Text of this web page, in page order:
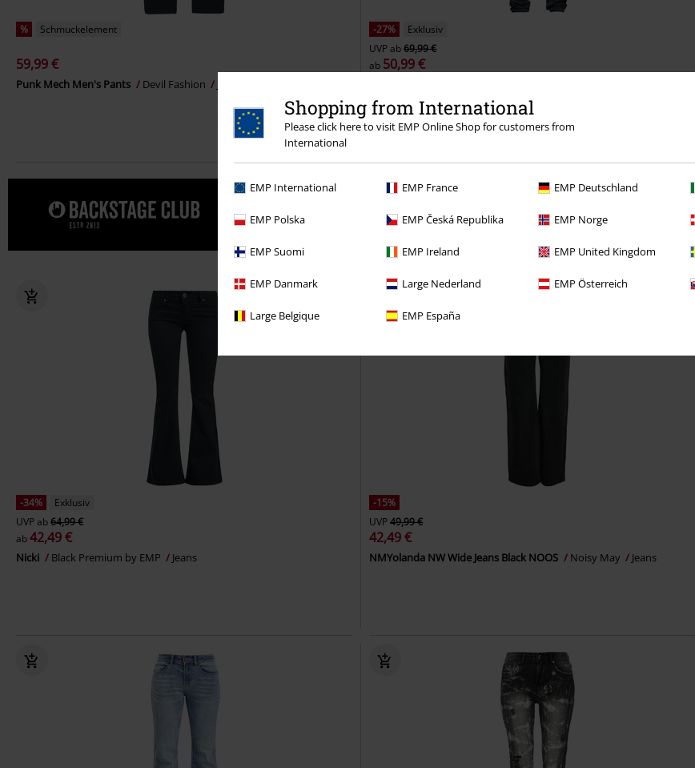
Shopping from International
Please click here to visit EMP Online Shop for customers from
International
EMP International EMP France EMP Deutschland
EMP Polska EMP Česká Republika EMP Norge
EMP Suomi EMP Ireland EMP United Kingdom
EMP Danmark Large Nederland EMP Österreich
Large Belgique EMP España
% Schmuckelement
59,99 €
Punk Mech Men's Pants Devil Fashion
-27%
Exklusiv
UVPab69,99 €
ab 50,99 €
Gönn' dir jetzt das 30 Tage Test-Abo für unseren BACKSTAGE CLUB
-34%
Exklusiv
UVPab64,99 €
ab42,49 €
Nicki Black Premium by EMP Jeans
-15%
UVP49,99 €
42,49 €
NMYolanda NW Wide Jeans Black NOOS Noisy May Jeans